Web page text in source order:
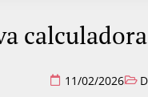
11/02/2026